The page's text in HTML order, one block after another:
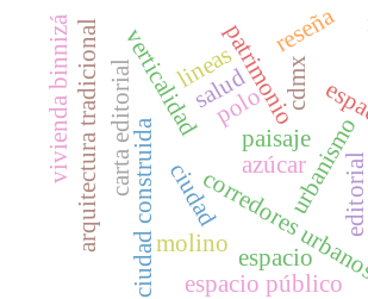
verticalidadlineas
ciudad urbanismo
cdmx
corredores editorial
patrimonio
ciudad construida espacio público
salud
paisaje
reseña
molino
azúcar
carta editorial polo
arquitectura tradicional
vivienda binnizá
espacio